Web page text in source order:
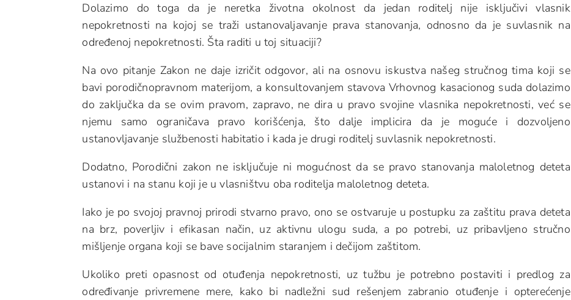
Dolazimo do toga da je neretka životna okolnost da jedan roditelj nije isključivi vlasnik
nepokretnosti na kojoj se traži ustanovaljavanje prava stanovanja, odnosno da je suvlasnik na
određenoj nepokretnosti. Šta raditi u toj situaciji?
Na ovo pitanje Zakon ne daje izričit odgovor, ali na osnovu iskustva našeg stručnog tima koji se
bavi porodičnopravnom materijom, a konsultovanjem stavova Vrhovnog kasacionog suda dolazimo
do zaključka da se ovim pravom, zapravo, ne dira u pravo svojine vlasnika nepokretnosti, već se
njemu samo ograničava pravo korišćenja, što dalje implicira da je moguće i dozvoljeno
ustanovljavanje službenosti habitatio i kada je drugi roditelj suvlasnik nepokretnosti.
Dodatno, Porodični zakon ne isključuje ni mogućnost da se pravo stanovanja maloletnog deteta
ustanovi i na stanu koji je u vlasništvu oba roditelja maloletnog deteta.
Iako je po svojoj pravnoj prirodi stvarno pravo, ono se ostvaruje u postupku za zaštitu prava deteta
na brz, poverljiv i efikasan način, uz aktivnu ulogu suda, a po potrebi, uz pribavljeno stručno
mišljenje organa koji se bave socijalnim staranjem i dečijom zaštitom.
Ukoliko preti opasnost od otuđenja nepokretnosti, uz tužbu je potrebno postaviti i predlog za
određivanje privremene mere, kako bi nadležni sud rešenjem zabranio otuđenje i opterećenje